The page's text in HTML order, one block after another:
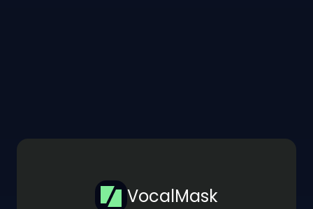
VocalMask